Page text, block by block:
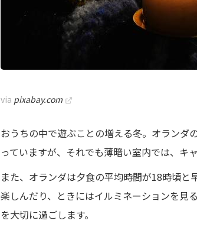
via pixabay.com
おうちの中で遊ぶことの増える冬。オランダ
っていますが、それでも薄暗い室内では、キ
また、オランダは夕食の平均時間が18時頃
楽しんだり、ときにはイルミネーションを
を大切に過ごします。